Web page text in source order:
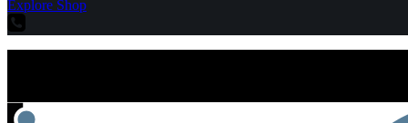
Explore Shop